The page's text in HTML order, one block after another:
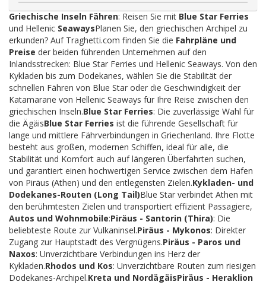
Griechische Inseln Fähren: Reisen Sie mit Blue Star Ferries
und Hellenic SeawaysPlanen Sie, den griechischen Archipel zu
erkunden? Auf Traghetti.com finden Sie die Fahrpläne und
Preise der beiden führenden Unternehmen auf den
Inlandsstrecken: Blue Star Ferries und Hellenic Seaways. Von den
Kykladen bis zum Dodekanes, wählen Sie die Stabilität der
schnellen Fähren von Blue Star oder die Geschwindigkeit der
Katamarane von Hellenic Seaways für Ihre Reise zwischen den
griechischen Inseln.Blue Star Ferries: Die zuverlässige Wahl für
die ÄgäisBlue Star Ferries ist die führende Gesellschaft für
lange und mittlere Fährverbindungen in Griechenland. Ihre Flotte
besteht aus großen, modernen Schiffen, ideal für alle, die
Stabilität und Komfort auch auf längeren Überfahrten suchen,
und garantiert einen hochwertigen Service zwischen dem Hafen
von Piräus (Athen) und den entlegensten Zielen.Kykladen- und
Dodekanes-Routen (Long Tail)Blue Star verbindet Athen mit
den berühmtesten Zielen und transportiert effizient Passagiere,
Autos und Wohnmobile:Piräus - Santorin (Thira): Die
beliebteste Route zur Vulkaninsel.Piräus - Mykonos: Direkter
Zugang zur Hauptstadt des Vergnügens.Piräus - Paros und
Naxos: Unverzichtbare Verbindungen ins Herz der
Kykladen.Rhodos und Kos: Unverzichtbare Routen zum riesigen
Dodekanes-Archipel.Kreta und NordägäisPiräus - Heraklion